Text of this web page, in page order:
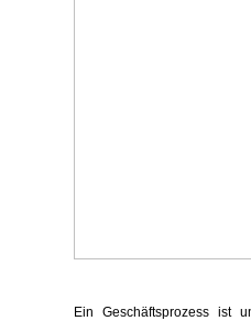
Ein Geschäftsprozess ist